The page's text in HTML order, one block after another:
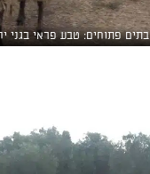
בתים פתוחים: טבע פראי בגני